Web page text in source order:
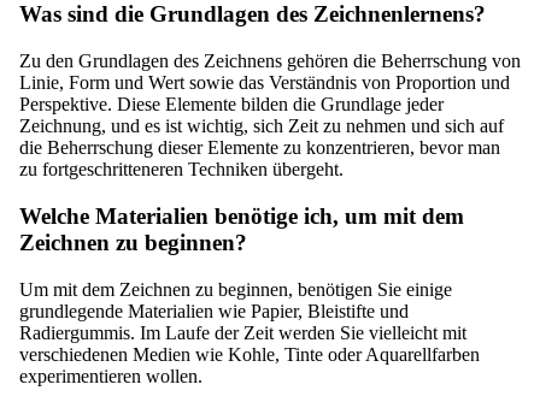
Was sind die Grundlagen des Zeichnenlernens?
Zu den Grundlagen des Zeichnens gehören die Beherrschung von
Linie, Form und Wert sowie das Verständnis von Proportion und
Perspektive. Diese Elemente bilden die Grundlage jeder
Zeichnung, und es ist wichtig, sich Zeit zu nehmen und sich auf
die Beherrschung dieser Elemente zu konzentrieren, bevor man
zu fortgeschritteneren Techniken übergeht.
Welche Materialien benötige ich, um mit dem
Zeichnen zu beginnen?
Um mit dem Zeichnen zu beginnen, benötigen Sie einige
grundlegende Materialien wie Papier, Bleistifte und
Radiergummis. Im Laufe der Zeit werden Sie vielleicht mit
verschiedenen Medien wie Kohle, Tinte oder Aquarellfarben
experimentieren wollen.